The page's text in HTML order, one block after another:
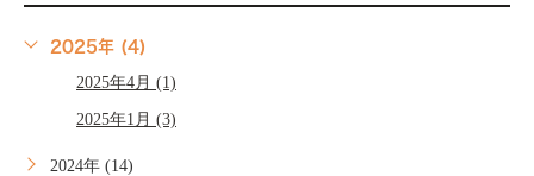
2025年 (4)
2025年4月 (1)
2025年1月 (3)
2024年 (14)